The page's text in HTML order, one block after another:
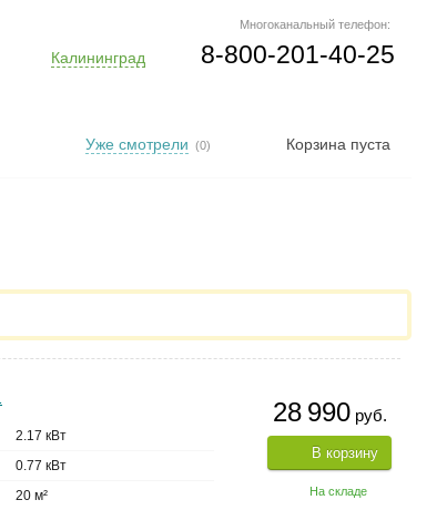
Многоканальный телефон:
8-800-201-40-25
Калининград
Корзина пуста
Уже смотрели (0)
28 990руб.
В корзину
На складе
2.17 кВт
0.77 кВт
20 м²